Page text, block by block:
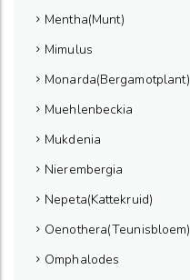
Mentha(Munt)
Mimulus
Monarda(Bergamotplant)
Muehlenbeckia
Mukdenia
Nierembergia
Nepeta(Kattekruid)
Oenothera(Teunisbloem)
Omphalodes